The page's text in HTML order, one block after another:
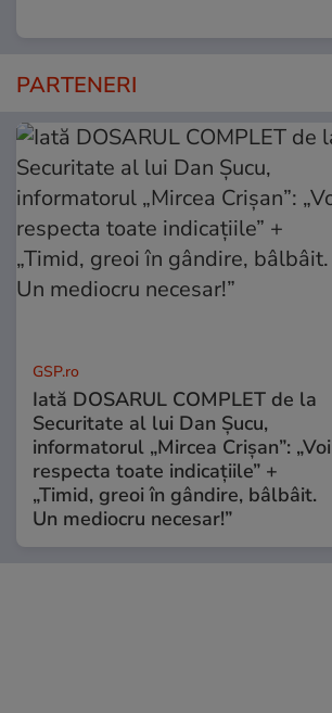
PARTENERI
GSP.ro
Iată DOSARUL COMPLET de la
Securitate al lui Dan Șucu,
informatorul „Mircea Crișan”: „Voi
respecta toate indicațiile” +
„Timid, greoi în gândire, bâlbâit.
Un mediocru necesar!”